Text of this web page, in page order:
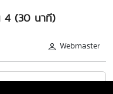
4 (30 นาที)
Webmaster